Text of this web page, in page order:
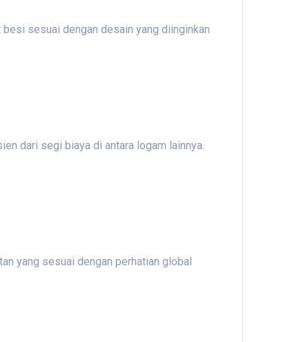
sesuai dengan desain yang diinginkan
dari segi biaya di antara logam lainnya.
yang sesuai dengan perhatian global